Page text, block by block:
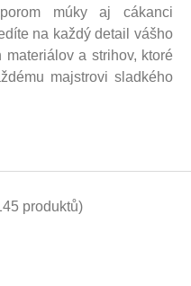
múky aj cákanci
na každý detail vášho
a strihov, ktoré
majstrovi sladkého
produktů)